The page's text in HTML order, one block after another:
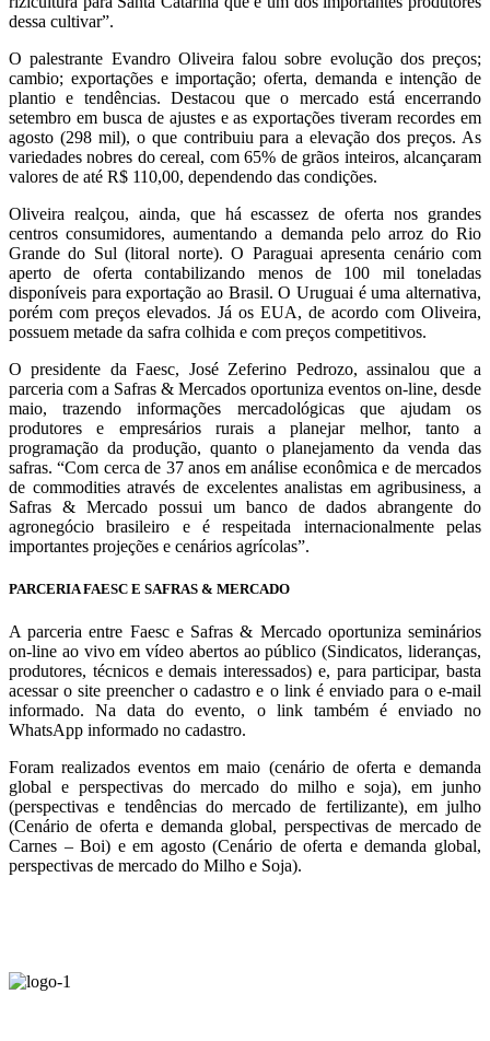
dessa cultivar”.
O palestrante Evandro Oliveira falou sobre evolução dos preços;
cambio; exportações e importação; oferta, demanda e intenção de
plantio e tendências. Destacou que o mercado está encerrando
setembro em busca de ajustes e as exportações tiveram recordes em
agosto (298 mil), o que contribuiu para a elevação dos preços. As
variedades nobres do cereal, com 65% de grãos inteiros, alcançaram
valores de até R$ 110,00, dependendo das condições.
Oliveira realçou, ainda, que há escassez de oferta nos grandes
centros consumidores, aumentando a demanda pelo arroz do Rio
Grande do Sul (litoral norte). O Paraguai apresenta cenário com
aperto de oferta contabilizando menos de 100 mil toneladas
disponíveis para exportação ao Brasil. O Uruguai é uma alternativa,
porém com preços elevados. Já os EUA, de acordo com Oliveira,
possuem metade da safra colhida e com preços competitivos.
O presidente da Faesc, José Zeferino Pedrozo, assinalou que a
parceria com a Safras & Mercados oportuniza eventos on-line, desde
maio, trazendo informações mercadológicas que ajudam os
produtores e empresários rurais a planejar melhor, tanto a
programação da produção, quanto o planejamento da venda das
safras. “Com cerca de 37 anos em análise econômica e de mercados
de commodities através de excelentes analistas em agribusiness, a
Safras & Mercado possui um banco de dados abrangente do
agronegócio brasileiro e é respeitada internacionalmente pelas
importantes projeções e cenários agrícolas”.
PARCERIA FAESC E SAFRAS & MERCADO
A parceria entre Faesc e Safras & Mercado oportuniza seminários
on-line ao vivo em vídeo abertos ao público (Sindicatos, lideranças,
produtores, técnicos e demais interessados) e, para participar, basta
acessar o site preencher o cadastro e o link é enviado para o e-mail
informado. Na data do evento, o link também é enviado no
WhatsApp informado no cadastro.
Foram realizados eventos em maio (cenário de oferta e demanda
global e perspectivas do mercado do milho e soja), em junho
(perspectivas e tendências do mercado de fertilizante), em julho
(Cenário de oferta e demanda global, perspectivas de mercado de
Carnes – Boi) e em agosto (Cenário de oferta e demanda global,
perspectivas de mercado do Milho e Soja).